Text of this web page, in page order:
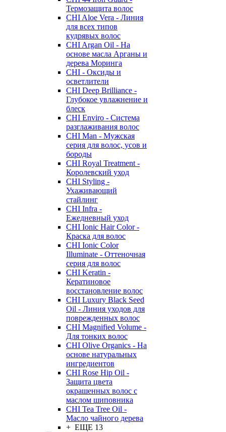
Термозащита волос
CHI Aloe Vera - Линия
для всех типов
кудрявых волос
CHI Argan Oil - На
основе масла Арганы и
дерева Моринга
CHI - Оксиды и
осветлители
CHI Deep Brilliance -
Глубокое увлажнение и
блеск
CHI Enviro - Система
разглаживания волос
CHI Man - Мужская
серия для волос, усов и
бороды
CHI Royal Treatment -
Королевский уход
CHI Styling -
Ухаживающий
стайлинг
CHI Infra -
Ежедневный уход
CHI Ionic Hair Color -
Краска для волос
CHI Ionic Color
Illuminate - Оттеночная
серия для волос
CHI Keratin -
Кератиновое
восстановление волос
CHI Luxury Black Seed
Oil - Линия уходов для
поврежденных волос
CHI Magnified Volume -
Для тонких волос
CHI Olive Organics - На
основе натуральных
ингредиентов
CHI Rose Hip Oil -
Защита цвета
окрашенных волос с
маслом шиповника
CHI Tea Tree Oil -
Масло чайного дерева
+ ЕЩЕ 13